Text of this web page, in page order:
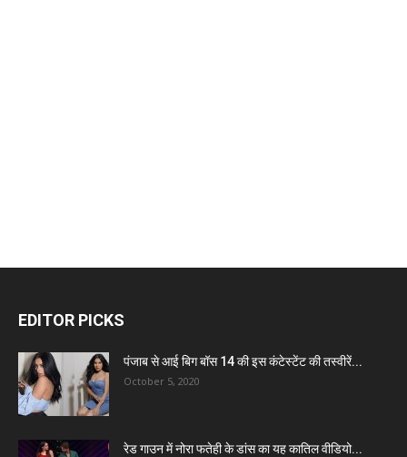
EDITOR PICKS
पंजाब से आई बिग बॉस 14 की इस कंटेस्टेंट की तस्वीरें...
October 5, 2020
रेड गाउन में नोरा फतेही के डांस का यह कातिल वीडियो...